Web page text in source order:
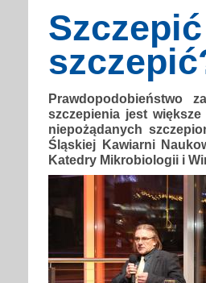
Prawdopodobieństwo
szczepienia jest
niepożądanych
Śląskiej Kawiarni
Katedry Mikrobiologii i